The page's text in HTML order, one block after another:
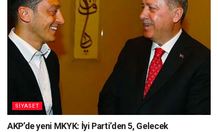
SİYASET
AKP’de yeni MKYK: İyi Parti’den 5, Gelecek